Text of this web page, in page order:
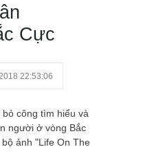
Cực
22:53:06
công tìm hiểu và
người ở vòng Bắc
ảnh "Life On The